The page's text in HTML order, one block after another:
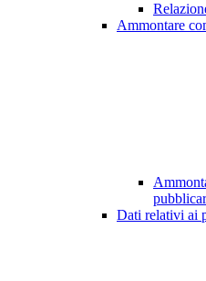
Ammontare
Dati relativi ai